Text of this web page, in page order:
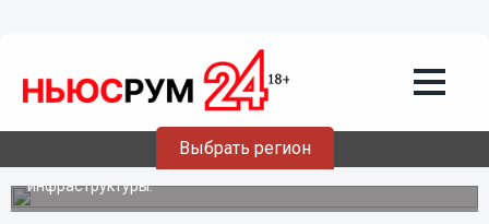
Выбрать регион
Федеральный центр перечислил в
Нижегородскую область за 10 месяцев
23,9 млрд рублей
Основная часть пошла на развитие транспортной
инфраструктуры.